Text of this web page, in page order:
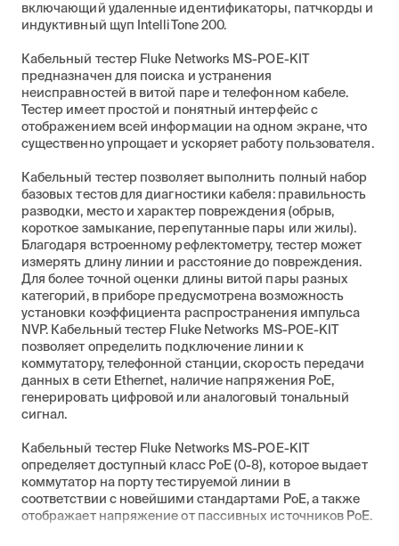
включающий удаленные идентификаторы, патчкорды и
индуктивный щуп IntelliTone 200.
Кабельный тестер Fluke Networks MS-POE-KIT
предназначен для поиска и устранения
неисправностей в витой паре и телефонном кабеле.
Тестер имеет простой и понятный интерфейс с
отображением всей информации на одном экране, что
существенно упрощает и ускоряет работу пользователя.
Кабельный тестер позволяет выполнить полный набор
базовых тестов для диагностики кабеля: правильность
разводки, место и характер повреждения (обрыв,
короткое замыкание, перепутанные пары или жилы).
Благодаря встроенному рефлектометру, тестер может
измерять длину линии и расстояние до повреждения.
Для более точной оценки длины витой пары разных
категорий, в приборе предусмотрена возможность
установки коэффициента распространения импульса
NVP. Кабельный тестер Fluke Networks MS-POE-KIT
позволяет определить подключение линии к
коммутатору, телефонной станции, скорость передачи
данных в сети Ethernet, наличие напряжения PoE,
генерировать цифровой или аналоговый тональный
сигнал.
Кабельный тестер Fluke Networks MS-POE-KIT
определяет доступный класс PoE (0-8), которое выдает
коммутатор на порту тестируемой линии в
соответствии с новейшими стандартами PoE, а также
отображает напряжение от пассивных источников PoE.